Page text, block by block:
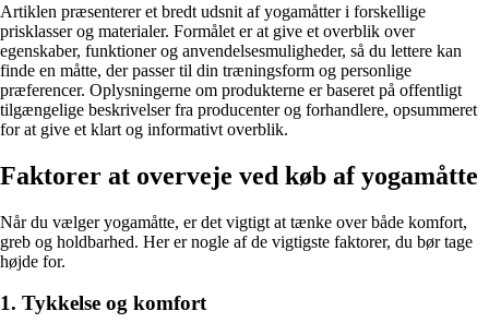
Artiklen præsenterer et bredt udsnit af yogamåtter i forskellige
prisklasser og materialer. Formålet er at give et overblik over
egenskaber, funktioner og anvendelsesmuligheder, så du lettere kan
finde en måtte, der passer til din træningsform og personlige
præferencer. Oplysningerne om produkterne er baseret på offentligt
tilgængelige beskrivelser fra producenter og forhandlere, opsummeret
for at give et klart og informativt overblik.
Faktorer at overveje ved køb af yogamåtte
Når du vælger yogamåtte, er det vigtigt at tænke over både komfort,
greb og holdbarhed. Her er nogle af de vigtigste faktorer, du bør tage
højde for.
1. Tykkelse og komfort